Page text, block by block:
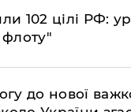
102 цілі РФ:
флоту"
до нової